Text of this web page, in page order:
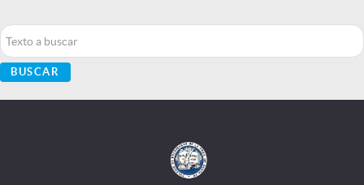
Buscar...
BUSCAR